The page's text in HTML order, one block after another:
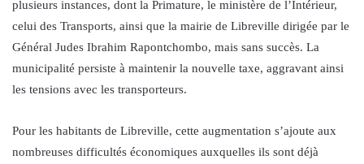
plusieurs instances, dont la Primature, le ministère de l’Intérieur,
celui des Transports, ainsi que la mairie de Libreville dirigée par le
Général Judes Ibrahim Rapontchombo, mais sans succès. La
municipalité persiste à maintenir la nouvelle taxe, aggravant ainsi
les tensions avec les transporteurs.
Pour les habitants de Libreville, cette augmentation s’ajoute aux
nombreuses difficultés économiques auxquelles ils sont déjà